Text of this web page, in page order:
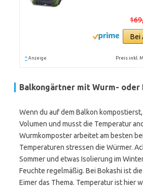
Bei
* Anzeige Preis inkl.
Balkongärtner mit Wurm- oder
Wenn du auf dem Balkon
Volumen und musst die Temperatur
Wurmkomposter arbeitet am besten bei
Temperaturen stressen die Würmer.
Sommer und etwas Isolierung im
Feuchte regelmäßig. Bei Bokashi ist
Eimer das Thema. Temperatur ist hier